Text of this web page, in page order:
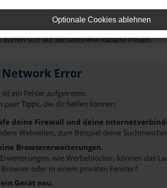
und so erwerben Sie mit einem Škoda
Fahrzeug einer umfangreichen
Modell in den Verkauf. Ein weiteres
sich auf sensationelle Rabatte freuen.
Network Error
ein Fehler aufgetreten.
paar Tipps, die dir helfen können:
deine Firewall und deine
Webseiten, zum Beispiel deine
Browsererweiterungen.
wie Werbeblocker, können das
oder in einem privaten Fenster?
Gerät neu.
Optionale Cookies ablehnen